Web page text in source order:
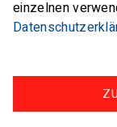
einzelnen